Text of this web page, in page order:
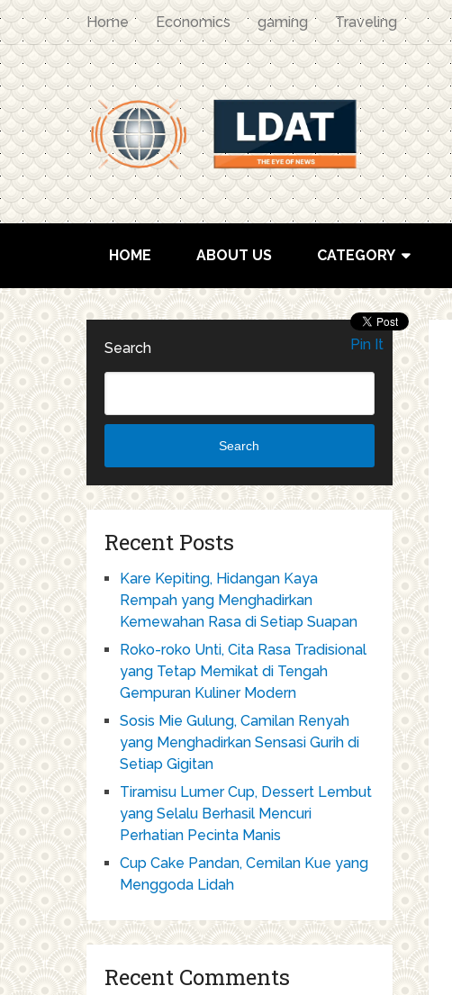
Home Economics gaming Traveling
HOME ABOUT US CATEGORY
Pin It
Search
Search
Recent Posts
Kare Kepiting, Hidangan Kaya
Rempah yang Menghadirkan
Kemewahan Rasa di Setiap Suapan
Roko-roko Unti, Cita Rasa Tradisional
yang Tetap Memikat di Tengah
Gempuran Kuliner Modern
Sosis Mie Gulung, Camilan Renyah
yang Menghadirkan Sensasi Gurih di
Setiap Gigitan
Tiramisu Lumer Cup, Dessert Lembut
yang Selalu Berhasil Mencuri
Perhatian Pecinta Manis
Cup Cake Pandan, Cemilan Kue yang
Menggoda Lidah
Recent Comments